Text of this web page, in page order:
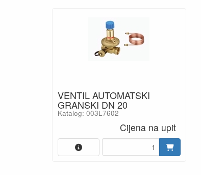
VENTIL AUTOMATSKI
GRANSKI DN 20
Katalog: 003L7602
Cijena na upit